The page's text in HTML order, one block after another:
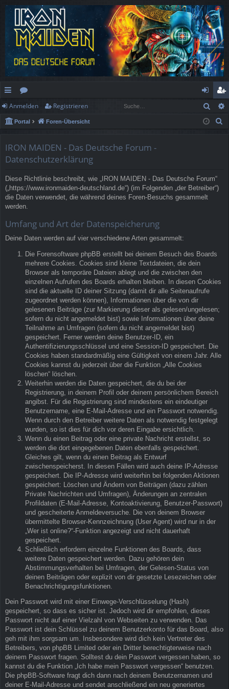
ch
ne
ug
rif
f
or
en
n
m
eg
ist
Anmelden Registrieren
Portal Foren-Übersicht
IRON MAIDEN - Das Deutsche Forum -
Datenschutzerklärung
Diese Richtlinie beschreibt, wie „IRON MAIDEN - Das Deutsche Forum“
(„https://www.ironmaiden-deutschland.de“) (im Folgenden „der Betreiber“)
die Daten verwendet, die während deines Foren-Besuchs gesammelt
werden.
Umfang und Art der Datenspeicherung
Deine Daten werden auf vier verschiedene Arten gesammelt:
Die Forensoftware phpBB erstellt bei deinem Besuch des Boards
mehrere Cookies. Cookies sind kleine Textdateien, die dein
Browser als temporäre Dateien ablegt und die zwischen den
einzelnen Aufrufen des Boards erhalten bleiben. In diesen Cookies
sind die aktuelle ID deiner Sitzung (damit dir alle Seitenaufrufe
zugeordnet werden können), Informationen über die von dir
gelesenen Beiträge (zur Markierung dieser als gelesen/ungelesen;
sofern du nicht angemeldet bist) sowie Informationen über deine
Teilnahme an Umfragen (sofern du nicht angemeldet bist)
gespeichert. Ferner werden deine Benutzer-ID, ein
Authentifizierungsschlüssel und eine Session-ID gespeichert. Die
Cookies haben standardmäßig eine Gültigkeit von einem Jahr. Alle
Cookies kannst du jederzeit über die Funktion „Alle Cookies
löschen“ löschen.
Weiterhin werden die Daten gespeichert, die du bei der
Registrierung, in deinem Profil oder deinem persönlichem Bereich
angibst. Für die Registrierung sind mindestens ein eindeutiger
Benutzername, eine E-Mail-Adresse und ein Passwort notwendig.
Wenn durch den Betreiber weitere Daten als notwendig festgelegt
wurden, so ist dies für dich vor deren Eingabe ersichtlich.
Wenn du einen Beitrag oder eine private Nachricht erstellst, so
werden die dort eingegebenen Daten ebenfalls gespeichert.
Gleiches gilt, wenn du einen Beitrag als Entwurf
zwischenspeicherst. In diesen Fällen wird auch deine IP-Adresse
gespeichert. Die IP-Adresse wird weiterhin bei folgenden Aktionen
gespeichert: Löschen und Ändern von Beiträgen (dazu zählen
Private Nachrichten und Umfragen), Änderungen an zentralen
Profildaten (E-Mail-Adresse, Kontoaktivierung, Benutzer-Passwort)
und gescheiterte Anmeldeversuche. Die von deinem Browser
übermittelte Browser-Kennzeichnung (User Agent) wird nur in der
„Wer ist online?“-Funktion angezeigt und nicht dauerhaft
gespeichert.
Schließlich erfordern einzelne Funktionen des Boards, dass
weitere Daten gespeichert werden. Dazu gehören dein
Abstimmungsverhalten bei Umfragen, der Gelesen-Status von
deinen Beiträgen oder explizit von dir gesetzte Lesezeichen oder
Benachrichtigungsfunktionen.
Dein Passwort wird mit einer Einwege-Verschlüsselung (Hash)
gespeichert, so dass es sicher ist. Jedoch wird dir empfohlen, dieses
Passwort nicht auf einer Vielzahl von Webseiten zu verwenden. Das
Passwort ist dein Schlüssel zu deinem Benutzerkonto für das Board, also
geh mit ihm sorgsam um. Insbesondere wird dich kein Vertreter des
Betreibers, von phpBB Limited oder ein Dritter berechtigterweise nach
deinem Passwort fragen. Solltest du dein Passwort vergessen haben, so
kannst du die Funktion „Ich habe mein Passwort vergessen“ benutzen.
Die phpBB-Software fragt dich dann nach deinem Benutzernamen und
deiner E-Mail-Adresse und sendet anschließend ein neu generiertes